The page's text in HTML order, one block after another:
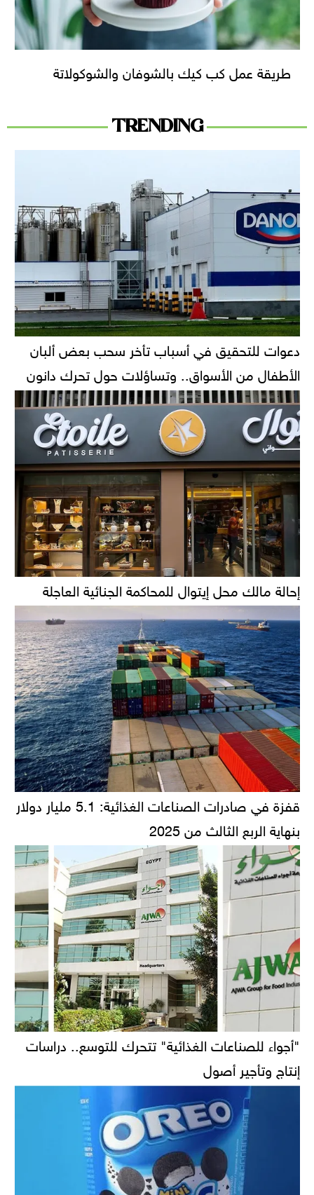
طريقة عمل كب كيك بالشوفان والشوكولاتة
TRENDING
دعوات للتحقيق في أسباب تأخر سحب بعض ألبان
الأطفال من الأسواق.. وتساؤلات حول تحرك دانون
إحالة مالك محل إيتوال للمحاكمة الجنائية العاجلة
قفزة في صادرات الصناعات الغذائية: 5.1 مليار دولار
بنهاية الربع الثالث من 2025
"أجواء للصناعات الغذائية" تتحرك للتوسع.. دراسات
إنتاج وتأجير أصول